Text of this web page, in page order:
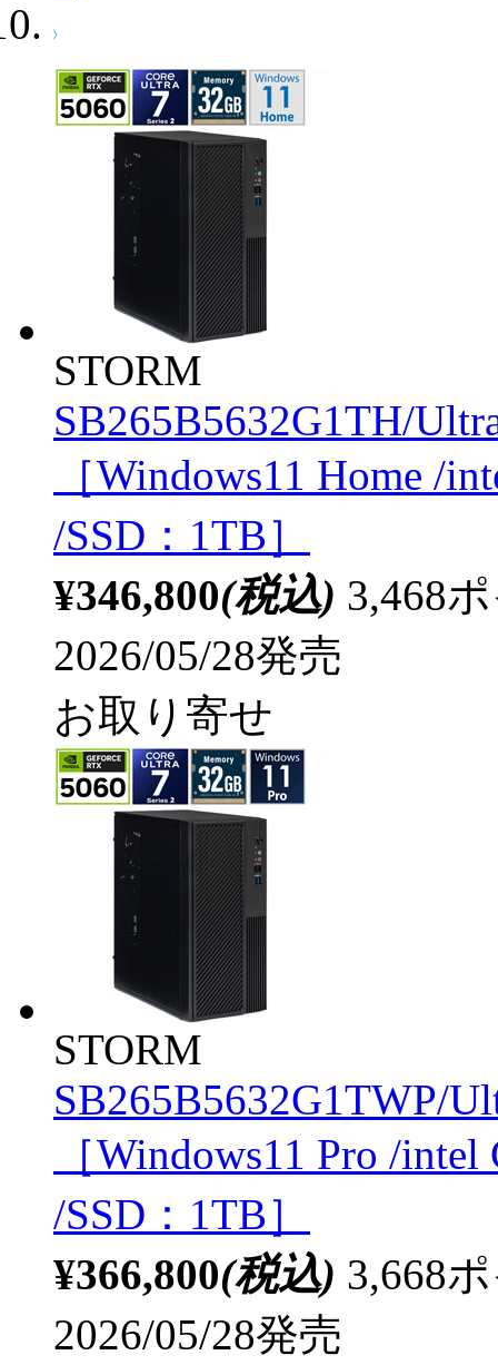
STORM
SB265B5632G1TH/
［Windows11 Home /
/SSD：1TB］
¥346,800(税込) 3,468
2026/05/28発売
お取り寄せ
STORM
SB265B5632G1TWP/
［Windows11 Pro /
/SSD：1TB］
¥366,800(税込) 3,668
2026/05/28発売